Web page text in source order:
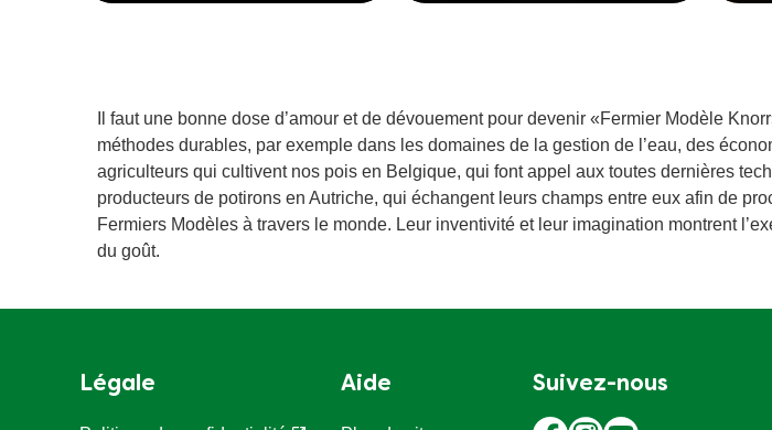
Il faut une bonne dose d’amour et de dévouement pour devenir «Fermier Modèle
méthodes durables, par exemple dans les domaines de la gestion de l’eau, des
agriculteurs qui cultivent nos pois en Belgique, qui font appel aux toutes dernières
producteurs de potirons en Autriche, qui échangent leurs champs entre eux afin de
Fermiers Modèles à travers le monde. Leur inventivité et leur imagination montrent
du goût.
Légale Aide Suivez-nous